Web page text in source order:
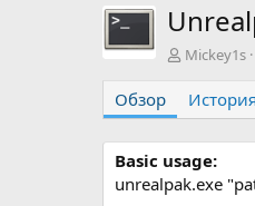
А
т
о
Mickey1s
Обзор
Basic usage:
unrealpak.exe